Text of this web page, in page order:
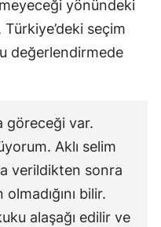
yönündeki
seçim
değerlendirmede
göreceği var.
Aklı selim
verildikten sonra
bilir.
alaşağı edilir ve